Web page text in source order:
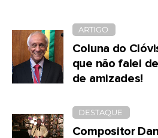
ARTIGO
Coluna do
que não falei
de amizades!
DESTAQUE
Compositor